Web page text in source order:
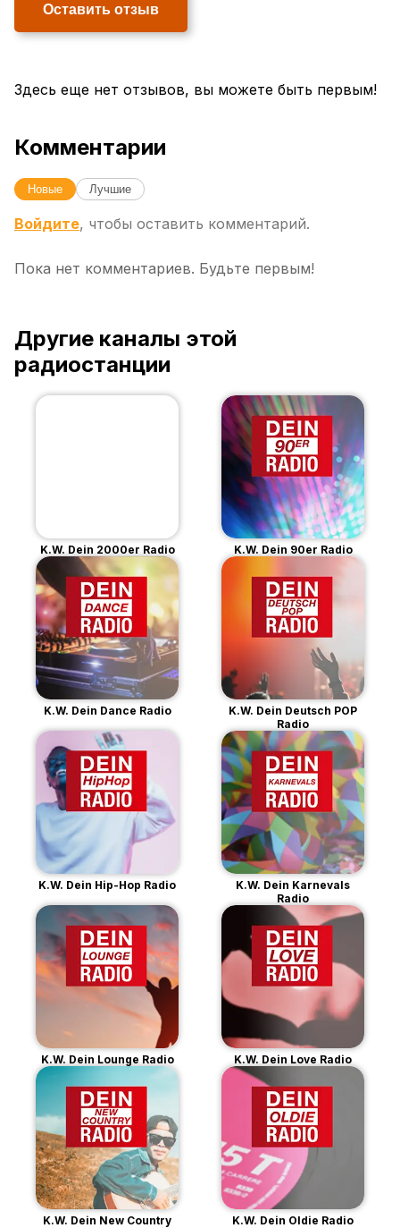
Оставить отзыв
Здесь еще нет отзывов, вы можете быть первым!
Комментарии
Новые Лучшие
Войдите, чтобы оставить комментарий.
Пока нет комментариев. Будьте первым!
Другие каналы этой
радиостанции
K.W. Dein 2000er Radio K.W. Dein 90er Radio
K.W. Dein Dance Radio
K.W. Dein Deutsch POP
Radio
K.W. Dein Hip-Hop Radio
K.W. Dein Karnevals
Radio
K.W. Dein Lounge Radio K.W. Dein Love Radio
K.W. Dein New Country
K.W. Dein Oldie Radio